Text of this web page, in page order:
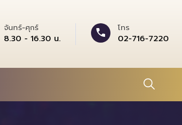
จันทร์-ศุกร์
8.30 - 16.30 น.
โทร
02-716-7220